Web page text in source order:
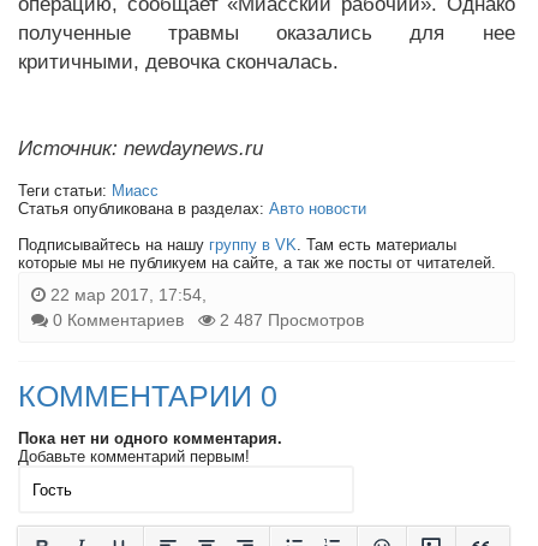
полученные травмы оказались для нее
критичными, девочка скончалась.
Источник: newdaynews.ru
Теги статьи: Миасс
Статья опубликована в разделах: Авто новости
Подписывайтесь на нашу группу в VK. Там есть материалы
которые мы не публикуем на сайте, а так же посты от читателей.
22 мар 2017, 17:54,
0 Комментариев
2 487 Просмотров
КОММЕНТАРИИ 0
Пока нет ни одного комментария.
Добавьте комментарий первым!